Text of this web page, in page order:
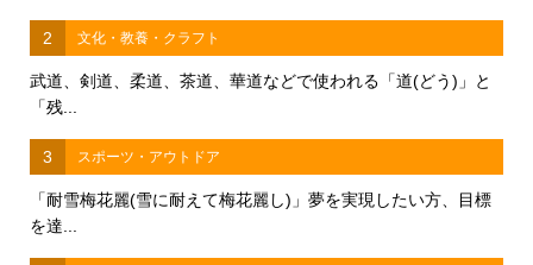
2 文化・教養・クラフト
武道、剣道、柔道、茶道、華道などで使われる「道(どう)」と
「残...
3 スポーツ・アウトドア
「耐雪梅花麗(雪に耐えて梅花麗し)」夢を実現したい方、目標
を達...